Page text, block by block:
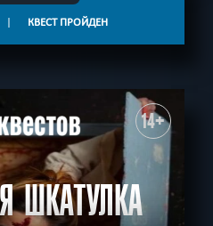
| КВЕСТ ПРОЙДЕН
14+
ШКАТУЛКА